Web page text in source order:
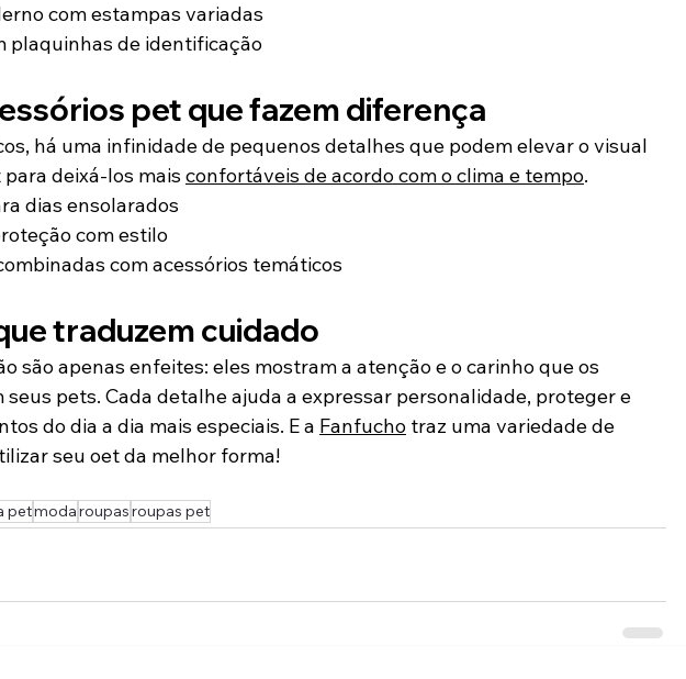
com estampas variadas
plaquinhas de identificação
pet que fazem diferença
há uma infinidade de pequenos detalhes que podem elevar o visual
deixá-los mais confortáveis de acordo com o clima e tempo.
dias ensolarados
com estilo
com acessórios temáticos
traduzem cuidado
são apenas enfeites: eles mostram a atenção e o carinho que os
pets. Cada detalhe ajuda a expressar personalidade, proteger e
do dia a dia mais especiais. E a Fanfucho traz uma variedade de
seu oet da melhor forma!
petmodaroupasroupas pet